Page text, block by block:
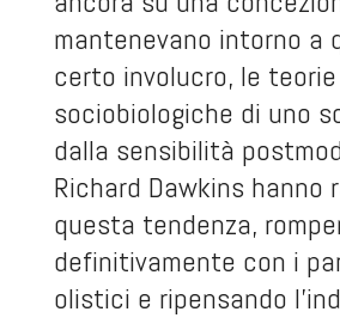
mantenevano intorno a
certo involucro, le teorie
sociobiologiche di uno
dalla sensibilità
Richard Dawkins hanno
questa tendenza,
definitivamente con i
olistici e ripensando